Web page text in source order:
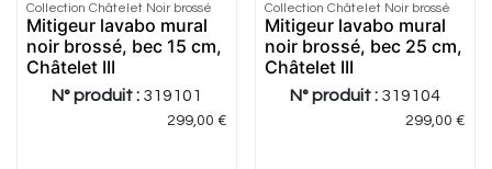
Collection Châtelet Noir brossé
Mitigeur lavabo mural
noir brossé, bec 15 cm,
Châtelet III
N° produit : 319101
299,00 €
Collection Châtelet Noir brossé
Mitigeur lavabo mural
noir brossé, bec 25 cm,
Châtelet III
N° produit : 319104
299,00 €